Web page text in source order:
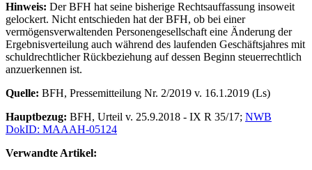
Hinweis: Der BFH hat seine bisherige Rechtsauffassung insoweit
gelockert. Nicht entschieden hat der BFH, ob bei einer
vermögensverwaltenden Personengesellschaft eine Änderung der
Ergebnisverteilung auch während des laufenden Geschäftsjahres mit
schuldrechtlicher Rückbeziehung auf dessen Beginn steuerrechtlich
anzuerkennen ist.
Quelle: BFH, Pressemitteilung Nr. 2/2019 v. 16.1.2019 (Ls)
Hauptbezug: BFH, Urteil v. 25.9.2018 - IX R 35/17; NWB
DokID: MAAAH-05124
Verwandte Artikel: